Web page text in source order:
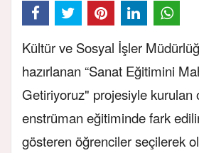
Kültür ve Sosyal İşler
hazırlanan “Sanat Eğitimini
Getiriyoruz" projesiyle kurulan
enstrüman eğitiminde fark
gösteren öğrenciler seçilerek